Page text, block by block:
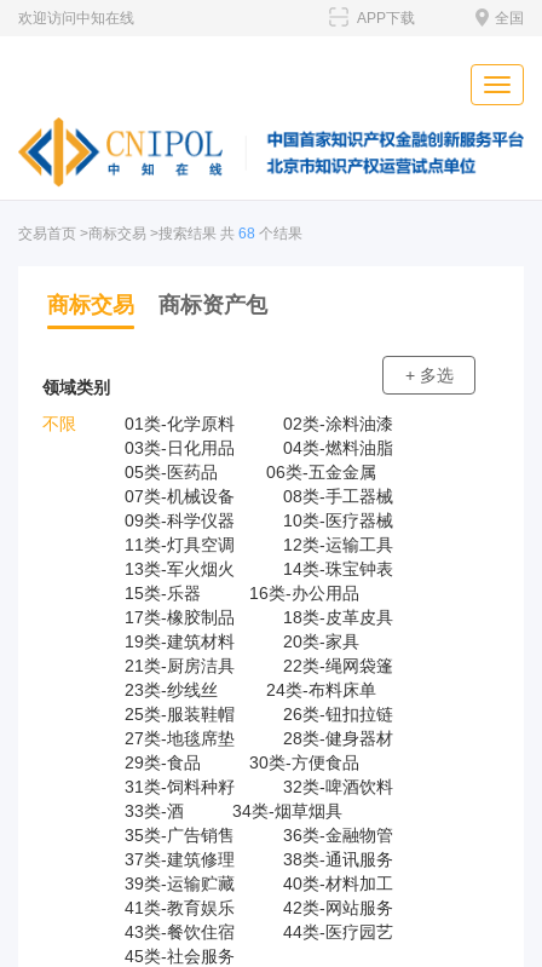
欢迎访问中知在线 全国
APP下载
Toggle
交易首页 >商标交易 >搜索结果 共 68 个结果
商标交易 商标资产包
领域类别
不限
01类-化学原料
02类-涂料油漆
03类-日化用品
04类-燃料油脂
05类-医药品
06类-五金金属
07类-机械设备
08类-手工器械
09类-科学仪器
10类-医疗器械
11类-灯具空调
12类-运输工具
13类-军火烟火
14类-珠宝钟表
15类-乐器
16类-办公用品
17类-橡胶制品
18类-皮革皮具
19类-建筑材料
20类-家具
21类-厨房洁具
22类-绳网袋篷
23类-纱线丝
24类-布料床单
25类-服装鞋帽
26类-钮扣拉链
27类-地毯席垫
28类-健身器材
29类-食品
30类-方便食品
31类-饲料种籽
32类-啤酒饮料
33类-酒
34类-烟草烟具
35类-广告销售
36类-金融物管
37类-建筑修理
38类-通讯服务
39类-运输贮藏
40类-材料加工
41类-教育娱乐
42类-网站服务
43类-餐饮住宿
44类-医疗园艺
45类-社会服务
+ 多选